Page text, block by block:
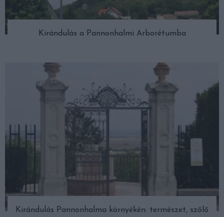
Kirándulás a Pannonhalmi Arborétumba
Kirándulás Pannonhalma környékén: természet, szőlő